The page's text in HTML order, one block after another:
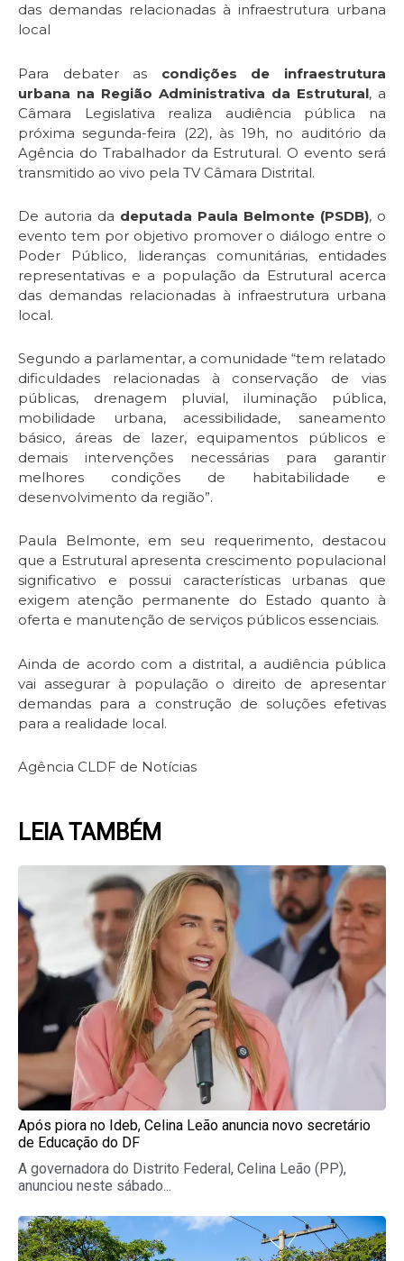
das demandas relacionadas à infraestrutura urbana
local
Para debater as condições de infraestrutura
urbana na Região Administrativa da Estrutural, a
Câmara Legislativa realiza audiência pública na
próxima segunda-feira (22), às 19h, no auditório da
Agência do Trabalhador da Estrutural. O evento será
transmitido ao vivo pela TV Câmara Distrital.
De autoria da deputada Paula Belmonte (PSDB), o
evento tem por objetivo promover o diálogo entre o
Poder Público, lideranças comunitárias, entidades
representativas e a população da Estrutural acerca
das demandas relacionadas à infraestrutura urbana
local.
Segundo a parlamentar, a comunidade “tem relatado
dificuldades relacionadas à conservação de vias
públicas, drenagem pluvial, iluminação pública,
mobilidade urbana, acessibilidade, saneamento
básico, áreas de lazer, equipamentos públicos e
demais intervenções necessárias para garantir
melhores condições de habitabilidade e
desenvolvimento da região”.
Paula Belmonte, em seu requerimento, destacou
que a Estrutural apresenta crescimento populacional
significativo e possui características urbanas que
exigem atenção permanente do Estado quanto à
oferta e manutenção de serviços públicos essenciais.
Ainda de acordo com a distrital, a audiência pública
vai assegurar à população o direito de apresentar
demandas para a construção de soluções efetivas
para a realidade local.
Agência CLDF de Notícias
LEIA TAMBÉM
Após piora no Ideb, Celina Leão anuncia novo secretário
de Educação do DF
A governadora do Distrito Federal, Celina Leão (PP),
anunciou neste sábado...
PagePagePagePagePage